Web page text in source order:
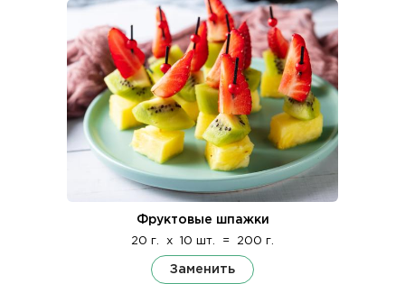
Фруктовые шпажки
20 г. x 10 шт. = 200 г.
Заменить